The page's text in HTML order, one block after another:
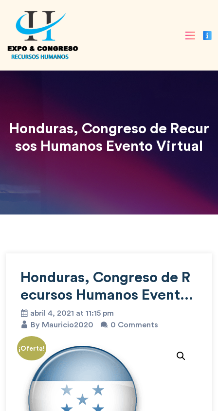
Honduras, Congreso de Recur
sos Humanos Evento Virtual
Honduras, Congreso de R
ecursos Humanos Evento
Virtual
abril 4, 2021 at 11:15 pm
By Mauricio2020
0 Comments
¡Oferta!